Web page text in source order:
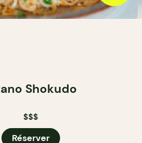
Shokudo
$$$
Réserver